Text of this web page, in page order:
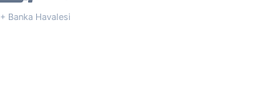
+ Banka Havalesi